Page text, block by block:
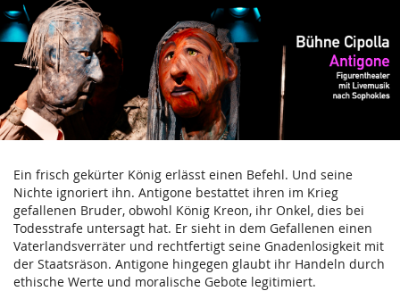
Zum
Haupt-
Inhalt
springen
Antigone
Di,
27.
Mai
2025
Ein frisch gekürter König erlässt einen Befehl. Und seine
Nichte ignoriert ihn. Antigone bestattet ihren im Krieg
gefallenen Bruder, obwohl König Kreon, ihr Onkel, dies bei
Todesstrafe untersagt hat. Er sieht in dem Gefallenen einen
Vaterlandsverräter und rechtfertigt seine Gnadenlosigkeit mit
der Staatsräson. Antigone hingegen glaubt ihr Handeln durch
ethische Werte und moralische Gebote legitimiert.